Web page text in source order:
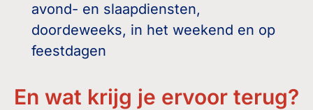
avond- en slaapdiensten,
doordeweeks, in het weekend en op
feestdagen
En wat krijg je ervoor terug?